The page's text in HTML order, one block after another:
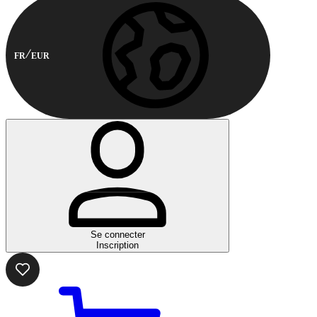
FR EUR
Se connecter
Inscription